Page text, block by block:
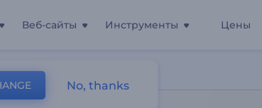
Веб-сайты Инструменты Цены
No, thanks